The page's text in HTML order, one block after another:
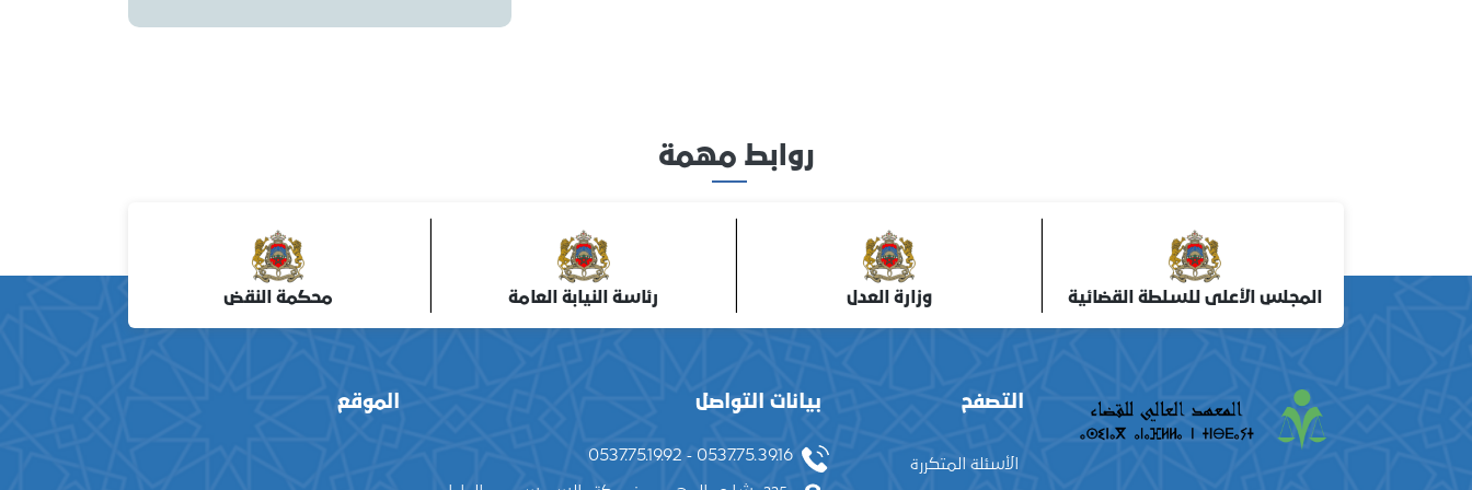
روابط مهمة
المجلس الأعلى للسلطة القضائية وزارة العدل رئاسة النيابة العامة محكمة النقض
التصفح
الأسئلة المتكررة
بيانات التواصل
0537.75.39.16 - 0537.75.19.92
الموقع